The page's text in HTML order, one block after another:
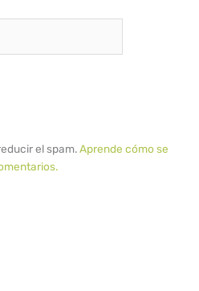
el spam.Aprende cómo se